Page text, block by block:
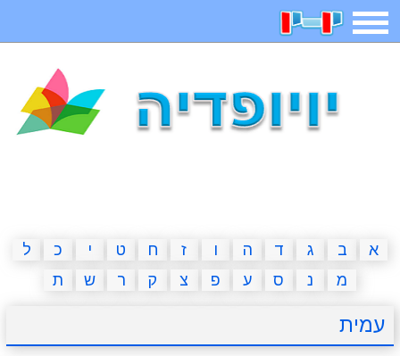
תפריט
איש תלוי מדריכים פוקימון גו מצא הבדלים
א ב ג ד ה ו ז ח ט י כ
ל
מ
נ ס ע פ צ ק ר ש ת
עמית